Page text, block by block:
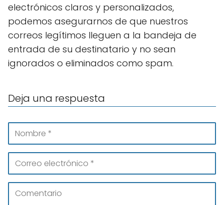
electrónicos claros y personalizados,
podemos asegurarnos de que nuestros
correos legítimos lleguen a la bandeja de
entrada de su destinatario y no sean
ignorados o eliminados como spam.
Deja una respuesta